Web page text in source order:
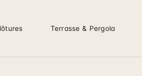
Terrasse & Pergola